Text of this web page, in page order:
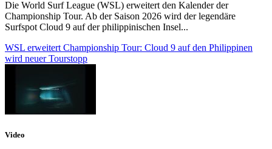
Die World Surf League (WSL) erweitert den Kalender der
Championship Tour. Ab der Saison 2026 wird der legendäre
Surfspot Cloud 9 auf der philippinischen Insel...
WSL erweitert Championship Tour: Cloud 9 auf den Philippinen
wird neuer Tourstopp
Video